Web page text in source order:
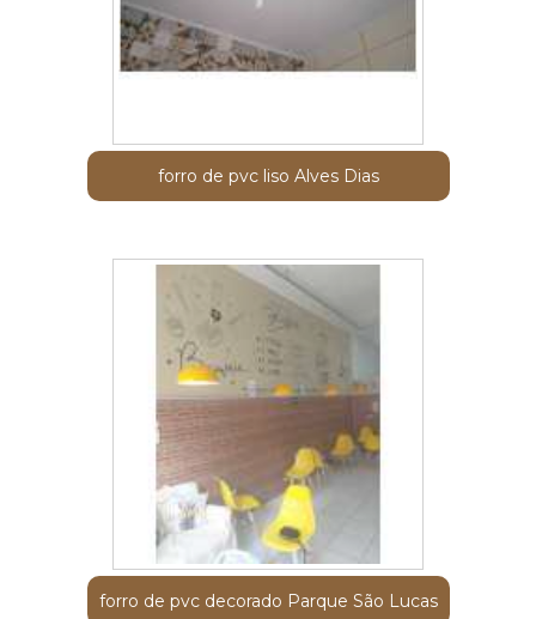
forro de pvc liso Alves Dias
forro de pvc decorado Parque São Lucas